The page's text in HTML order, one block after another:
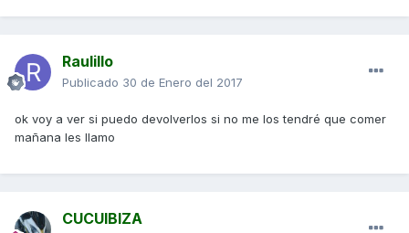
Raulillo
Publicado 30 de Enero del 2017
ok voy a ver si puedo devolverlos si no me los tendré que comer
mañana les llamo
CUCUIBIZA